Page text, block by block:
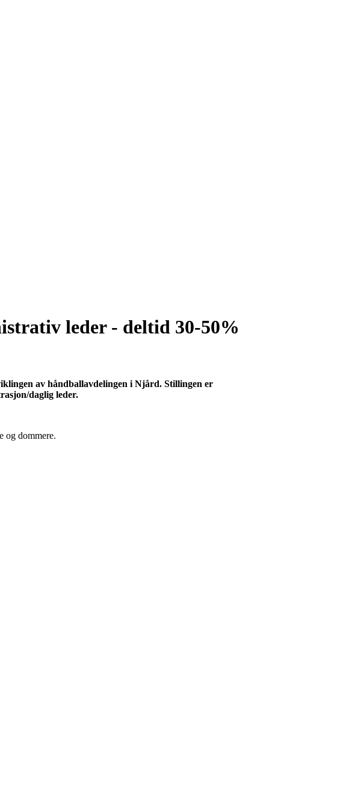
leder - deltid 30-50%
av håndballavdelingen i Njård. Stillingen er
daglig leder.
og dommere.